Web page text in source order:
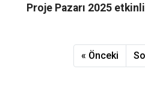
Proje Pazarı 2025
« Önceki